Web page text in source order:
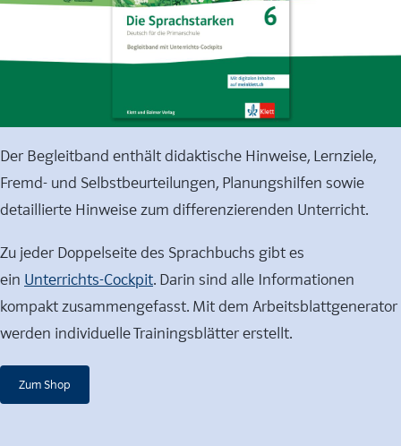
Der Begleitband enthält didaktische Hinweise, Lernziele,
Fremd- und Selbstbeurteilungen, Planungshilfen sowie
detaillierte Hinweise zum differenzierenden Unterricht.
Zu jeder Doppelseite des Sprachbuchs gibt es
ein Unterrichts-Cockpit. Darin sind alle Informationen
kompakt zusammengefasst. Mit dem Arbeitsblattgenerator
werden individuelle Trainingsblätter erstellt.
Zum Shop